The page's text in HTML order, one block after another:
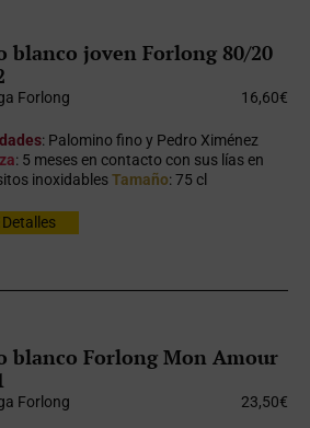
blanco joven Forlong 80/20
Forlong 16,60€
: Palomino fino y Pedro Ximénez
: 5 meses en contacto con sus lías en
inoxidablesTamaño: 75 cl
Detalles
blanco Forlong Mon Amour
Forlong 23,50€